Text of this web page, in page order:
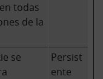
todas
de la
se
Persist
ente